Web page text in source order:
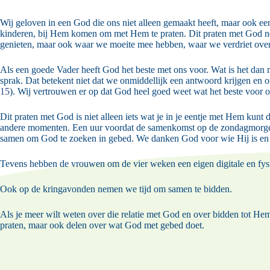
Wij geloven in een God die ons niet alleen gemaakt heeft, maar ook
kinderen, bij Hem komen om met Hem te praten. Dit praten met
genieten, maar ook waar we moeite mee hebben, waar we verdriet
Als een goede Vader heeft God het beste met ons voor. Wat is het
sprak. Dat betekent niet dat we onmiddellijk een antwoord krijgen en
15). Wij vertrouwen er op dat God heel goed weet wat het beste voor
Dit praten met God is niet alleen iets wat je in je eentje met Hem kunt
andere momenten. Een uur voordat de samenkomst op de
samen om God te zoeken in gebed. We danken God voor wie Hij is
Tevens hebben de vrouwen om de vier weken een eigen digitale en
Ook op de kringavonden nemen we tijd om samen te bidden.
Als je meer wilt weten over die relatie met God en over bidden tot
praten, maar ook delen over wat God met gebed doet.